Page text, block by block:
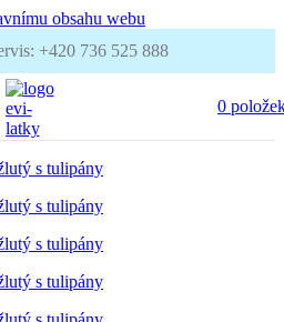
obsahu webu
+420 736 525 888
0